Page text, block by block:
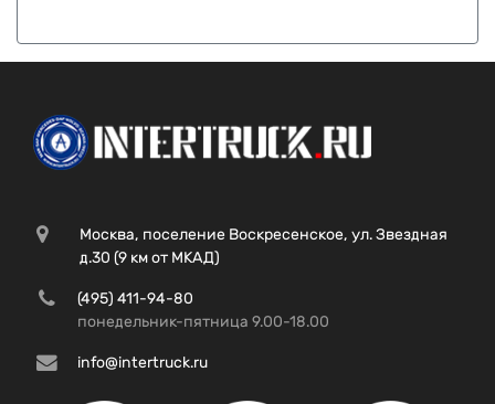
Москва, поселение Воскресенское, ул. Звездная
д.30 (9 км от МКАД)
(495) 411-94-80
понедельник-пятница 9.00-18.00
info@intertruck.ru